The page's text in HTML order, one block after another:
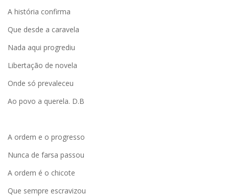
A história confirma
Que desde a caravela
Nada aqui progrediu
Libertação de novela
Onde só prevaleceu
Ao povo a querela. D.B
A ordem e o progresso
Nunca de farsa passou
A ordem é o chicote
Que sempre escravizou